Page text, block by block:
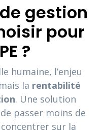
gestion
pour
?
humaine, l’enjeu
la rentabilité
. Une solution
passer moins de
sur la